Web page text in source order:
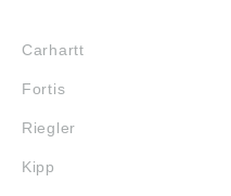
Carhartt
Fortis
Riegler
Kipp